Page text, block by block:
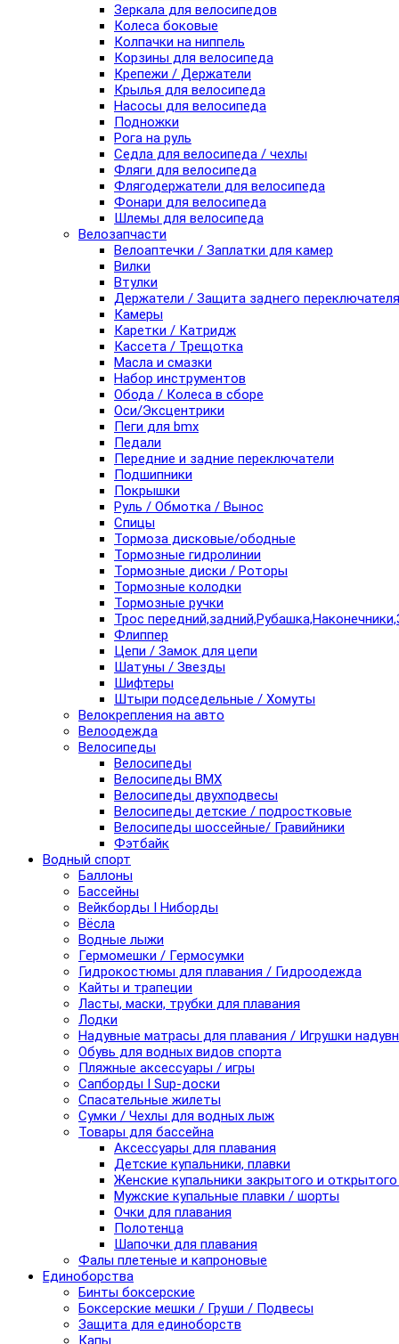
Зеркала для велосипедов
Колеса боковые
Колпачки на ниппель
Корзины для велосипеда
Крепежи / Держатели
Крылья для велосипеда
Насосы для велосипеда
Подножки
Рога на руль
Седла для велосипеда / чехлы
Фляги для велосипеда
Флягодержатели для велосипеда
Фонари для велосипеда
Шлемы для велосипеда
Велозапчасти
Велоаптечки / Заплатки для камер
Вилки
Втулки
Держатели / Защита заднего переключателя
Камеры
Каретки / Катридж
Кассета / Трещотка
Масла и смазки
Набор инструментов
Обода / Колеса в сборе
Оси/Эксцентрики
Пеги для bmx
Педали
Передние и задние переключатели
Подшипники
Покрышки
Руль / Обмотка / Вынос
Спицы
Тормоза дисковые/ободные
Тормозные гидролинии
Тормозные диски / Роторы
Тормозные колодки
Тормозные ручки
Трос
Флиппер
Цепи / Замок для цепи
Шатуны / Звезды
Шифтеры
Штыри подседельные / Хомуты
Велокрепления на авто
Велоодежда
Велосипеды
Велосипеды
Велосипеды BMX
Велосипеды двухподвесы
Велосипеды детские / подростковые
Велосипеды шоссейные/ Гравийники
Фэтбайк
Водный спорт
Баллоны
Бассейны
Вейкборды I Ниборды
Вёсла
Водные лыжи
Гермомешки / Гермосумки
Гидрокостюмы для плавания / Гидроодежда
Кайты и трапеции
Ласты, маски, трубки для плавания
Лодки
Надувные матрасы для плавания / Игрушки
Обувь для водных видов спорта
Пляжные аксессуары / игры
Сапборды I Sup-доски
Спасательные жилеты
Сумки / Чехлы для водных лыж
Товары для бассейна
Аксессуары для плавания
Детские купальники, плавки
Женские купальники закрытого и
Мужские купальные плавки / шорты
Очки для плавания
Полотенца
Шапочки для плавания
Фалы плетеные и капроновые
Единоборства
Бинты боксерские
Боксерские мешки / Груши / Подвесы
Защита для единоборств
Капы